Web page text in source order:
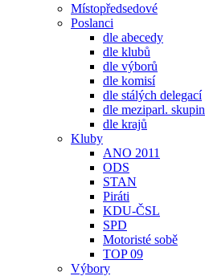
Místopředsedové
Poslanci
dle abecedy
dle klubů
dle výborů
dle komisí
dle stálých delegací
dle meziparl. skupin
dle krajů
Kluby
ANO 2011
ODS
STAN
Piráti
KDU-ČSL
SPD
Motoristé sobě
TOP 09
Výbory